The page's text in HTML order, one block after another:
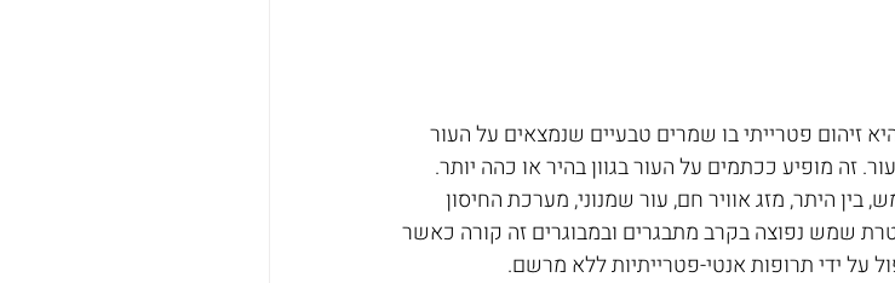
פטרייתי בו שמרים טבעיים שנמצאים על העור
זה מופיע ככתמים על העור בגוון בהיר או כהה יותר.
היתר, מזג אוויר חם, עור שמנוני, מערכת החיסון
שמש נפוצה בקרב מתבגרים ובמבוגרים זה קורה כאשר
על ידי תרופות אנטי-פטרייתיות ללא מרשם.